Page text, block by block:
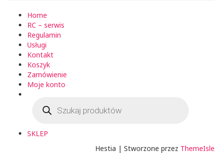
Home
RC – serwis
Regulamin
Usługi
Kontakt
Koszyk
Zamówienie
Moje konto
produktów
SKLEP
Hestia | Stworzone przez ThemeIsle